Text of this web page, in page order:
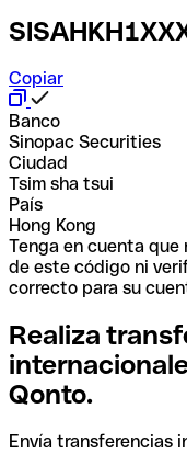
Copiar
Banco
Sinopac Securities
Ciudad
Tsim sha tsui
País
Hong Kong
Tenga en cuenta
de este código ni
correcto para su
Realiza
Qonto.
Envía transferencias